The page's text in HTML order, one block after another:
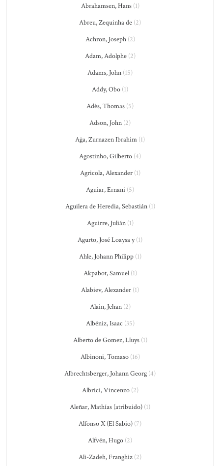
Abrahamsen, Hans(1)
Abreu, Zequinha de (2)
Achron, Joseph(2)
Adam, Adolphe(2)
Adams, John (15)
Addy, Obo (1)
Adès, Thomas (5)
Adson, John (2)
Ağa, Zurnazen Ibrahim (1)
Agostinho, Gilberto (4)
Agricola, Alexander(1)
Aguiar, Ernani (5)
Aguilera de Heredia, Sebastián(1)
Aguirre, Julián(1)
Agurto, José Loaysa y(1)
Ahle, Johann Philipp(1)
Akpabot, Samuel(1)
Alabiev, Alexander (1)
Alain, Jehan(2)
Albéniz, Isaac (35)
Alberto de Gomez, Lluys(1)
Albinoni, Tomaso(16)
Albrechtsberger, Johann Georg (4)
Albrici, Vincenzo(2)
Aleñar, Mathías (atribuido) (1)
Alfonso X (El Sabio) (7)
Alfvén, Hugo (2)
Ali-Zadeh, Franghiz (2)